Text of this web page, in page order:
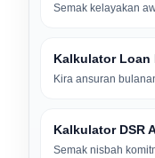
Semak kelayakan
Kalkulator Loan
Kira ansuran
Kalkulator DSR
Semak nisbah